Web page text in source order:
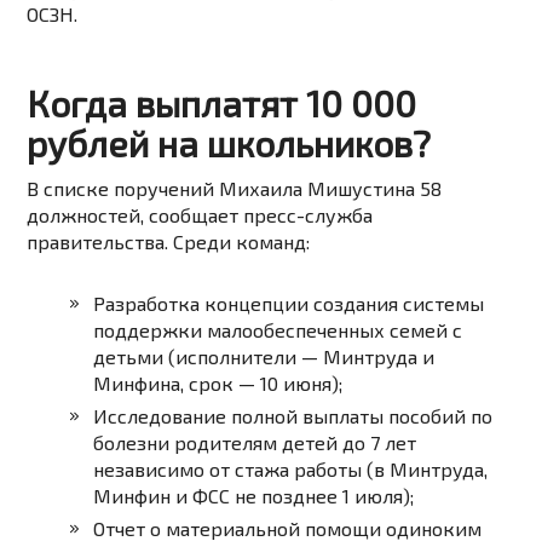
ОСЗН.
Когда выплатят 10 000
рублей на школьников?
В списке поручений Михаила Мишустина 58
должностей, сообщает пресс-служба
правительства. Среди команд:
Разработка концепции создания системы
поддержки малообеспеченных семей с
детьми (исполнители — Минтруда и
Минфина, срок — 10 июня);
Исследование полной выплаты пособий по
болезни родителям детей до 7 лет
независимо от стажа работы (в Минтруда,
Минфин и ФСС не позднее 1 июля);
Отчет о материальной помощи одиноким